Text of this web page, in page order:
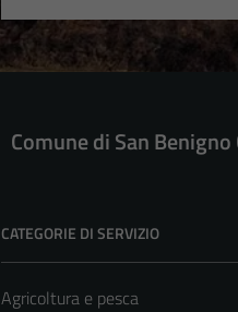
Comune di San Benigno
CATEGORIE DI SERVIZIO
Agricoltura e pesca